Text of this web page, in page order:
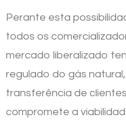
Perante esta
todos os
mercado liberalizado
regulado do gás
transferência de
compromete a